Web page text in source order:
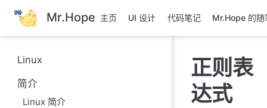
跳
至
主
內
容
Mr.Hope 主页 UI 设计 代码笔记 Mr.Hope 的随
Linux
简介
Linux 简介
正则表
达式